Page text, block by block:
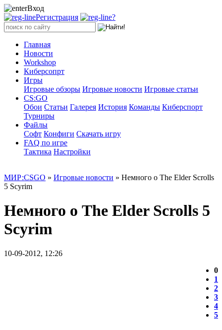
Вход
Регистрация
?
Главная
Новости
Workshop
Киберсопрт
Игры
Игровые обзоры Игровые новости Игровые статьи
CS:GO
Обои Статьи Галерея История Команды Киберспорт
Турниры
Файлы
Софт Конфиги Скачать игру
FAQ по игре
Тактика Настройки
МИР:CSGO » Игровые новости » Немного о The Elder Scrolls
5 Scyrim
Немного о The Elder Scrolls 5
Scyrim
10-09-2012, 12:26
0
1
2
3
4
5